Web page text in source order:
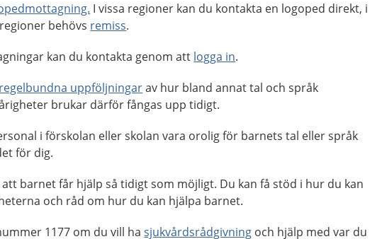
I vissa regioner kan du kontakta en logoped direkt, i
behövs remiss.
kan du kontakta genom att logga in.
uppföljningarav hur bland annat tal och språk
brukar därför fångas upp tidigt.
i förskolan eller skolan vara orolig för barnets tal eller språk
för dig.
barnet får hjälp så tidigt som möjligt. Du kan få stöd i hur du kan
och råd om hur du kan hjälpa barnet.
1177 om du vill hasjukvårdsrådgivning och hjälp med var du